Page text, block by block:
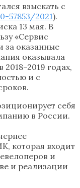
взыскать с
57853/2021).
13 мая. В
«Сервис
за оказанные
оказывала
годах,
и с
себя
в России.
которая входит
и
и реализации